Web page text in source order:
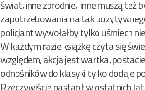
świat, inne zbrodnie, inne muszą też
zapotrzebowania na tak
policjant wywołałby tylko uśmiech
W każdym razie książkę czyta się
względem, akcja jest wartka,
odnośników do klasyki tylko dodaje
Rzeczywiście nastąpił w ostatnich